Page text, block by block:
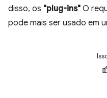
disso, os "plug-ins" O
pode mais ser usado em